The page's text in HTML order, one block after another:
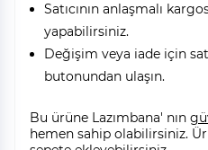
Satıcının anlaşmalı
yapabilirsiniz.
Değişim veya iade için
butonundan ulaşın.
Bu ürüne Lazımbana' nın
hemen sahip olabilirsiniz.